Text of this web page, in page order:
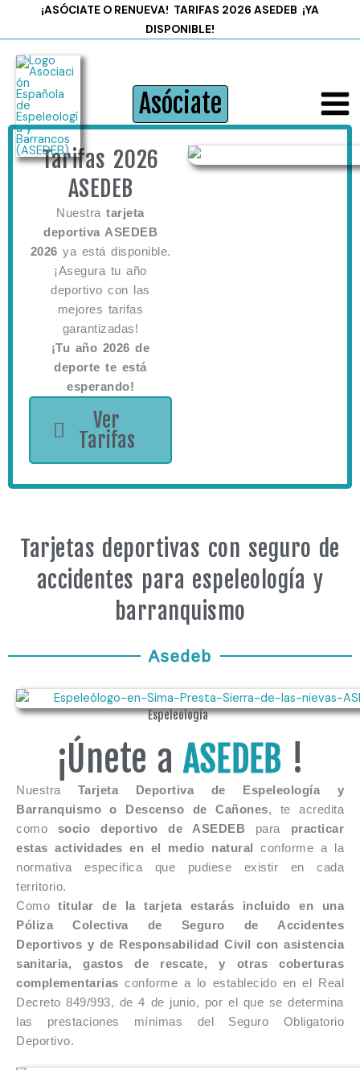
¡ASÓCIATE O RENUEVA! TARIFAS 2026 ASEDEB ¡YA
DISPONIBLE!
Asóciate
Tarifas 2026
ASEDEB
Nuestratarjeta
deportiva ASEDEB
2026 ya está disponible.
¡Asegura tu año
deportivo con las
mejores tarifas
garantizadas!
¡Tu año 2026 de
deporte te está
esperando!
Ver
Tarifas
Tarjetas deportivas con seguro de
accidentes para espeleología y
barranquismo
Asedeb
Espeleología
¡Únete aASEDEB !
Nuestra Tarjeta Deportiva de Espeleología y
Barranquismo o Descenso de Cañones, te acredita
como socio deportivo de ASEDEB para practicar
estas actividades en el medio natural
conforme a la
normativa específica que pudiese existir en cada
territorio.
Comotitular de la tarjeta estarás incluido en una
Póliza Colectiva de Seguro de Accidentes
Deportivos y de Responsabilidad Civil con asistencia
sanitaria, gastos de rescate, y otras coberturas
complementarias conforme a lo establecido en el Real
Decreto 849/993, de 4 de junio, por el que se determina
las prestaciones mínimas del Seguro Obligatorio
Deportivo.